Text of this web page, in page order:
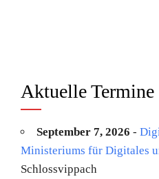
Aktuelle Termine
September 7, 2026 -
Ministeriums für Digitales
Schlossvippach